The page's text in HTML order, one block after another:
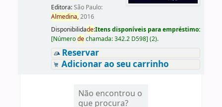
Editora:São Paulo:
Almedina,2016
Disponibilidade:Itens disponíveis para empréstimo:
[Númerodechamada:342.2 D598] (2).
Reservar
Adicionar ao seu carrinho
Não encontrou o
que procura?